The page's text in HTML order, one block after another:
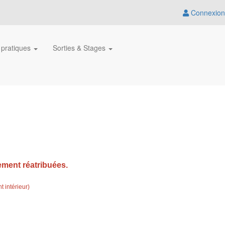
Connexion
Sorties & Stages
réatribuées.
intérieur)